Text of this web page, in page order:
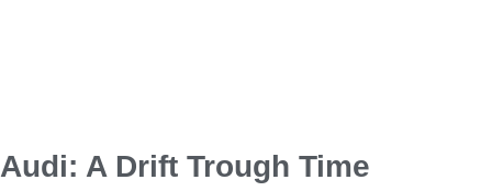
Audi: A Drift Trough Time